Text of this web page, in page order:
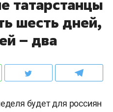
татарстанцы
шесть дней,
– два
будет для россиян